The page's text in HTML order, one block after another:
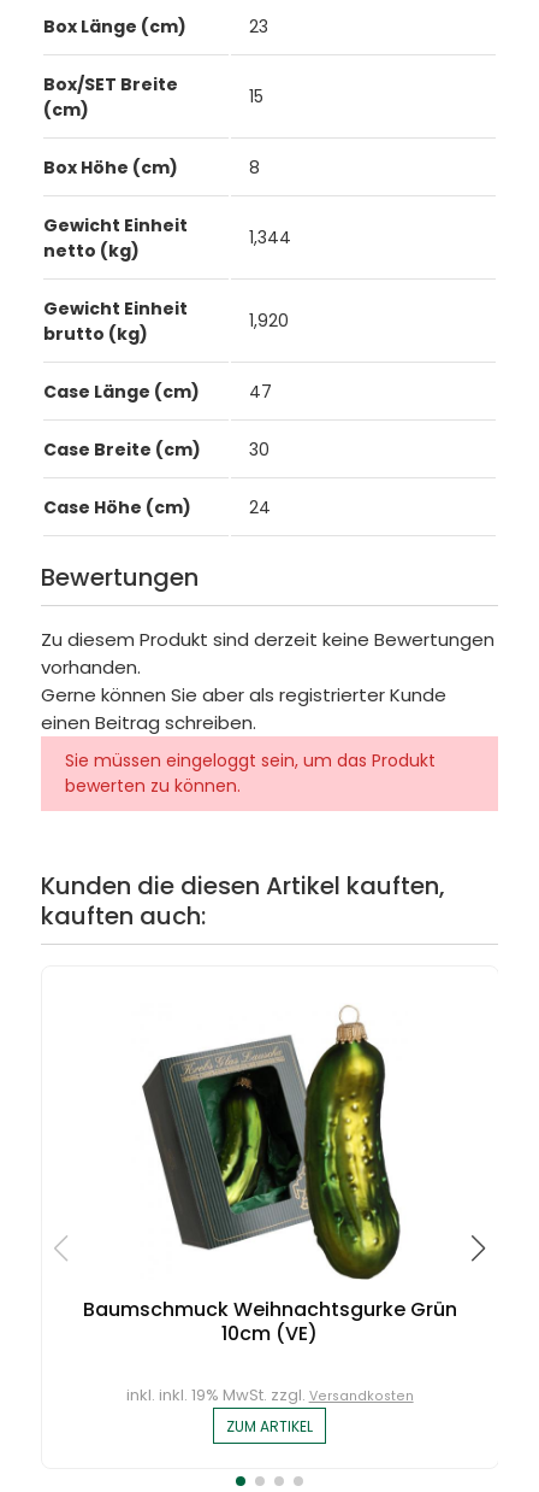
Box Länge (cm) 23
Box/SET Breite
(cm)
15
Box Höhe (cm) 8
Gewicht Einheit
netto (kg)
1,344
Gewicht Einheit
brutto (kg)
1,920
Case Länge (cm) 47
Case Breite (cm) 30
Case Höhe (cm) 24
Bewertungen
Zu diesem Produkt sind derzeit keine Bewertungen
vorhanden.
Gerne können Sie aber als registrierter Kunde
einen Beitrag schreiben.
Sie müssen eingeloggt sein, um das Produkt
bewerten zu können.
Kunden die diesen Artikel kauften,
kauften auch:
Baumschmuck Weihnachtsgurke Grün
10cm (VE)
inkl. inkl. 19% MwSt. zzgl. Versandkosten
ZUM ARTIKEL